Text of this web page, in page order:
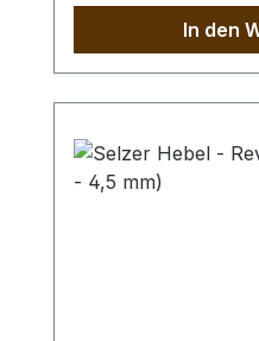
eine Beschädigung
auszuschliessen,
In den